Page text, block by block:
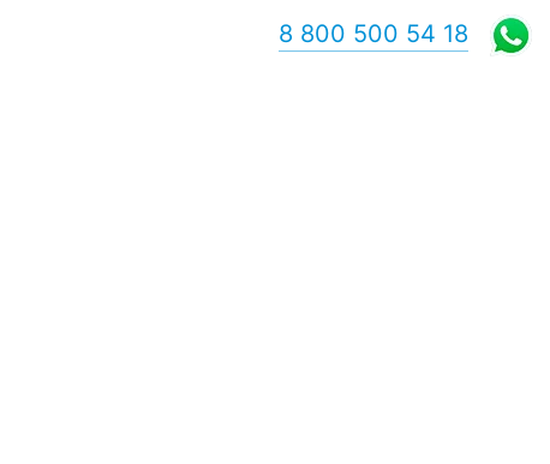
8 800 500 54 18